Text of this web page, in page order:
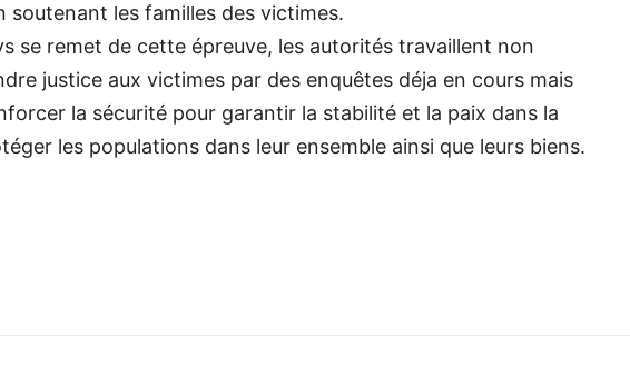
soutenant les familles des victimes.
se remet de cette épreuve, les autorités travaillent non
justice aux victimes par des enquêtes déja en cours mais
la sécurité pour garantir la stabilité et la paix dans la
les populations dans leur ensemble ainsi que leurs biens.